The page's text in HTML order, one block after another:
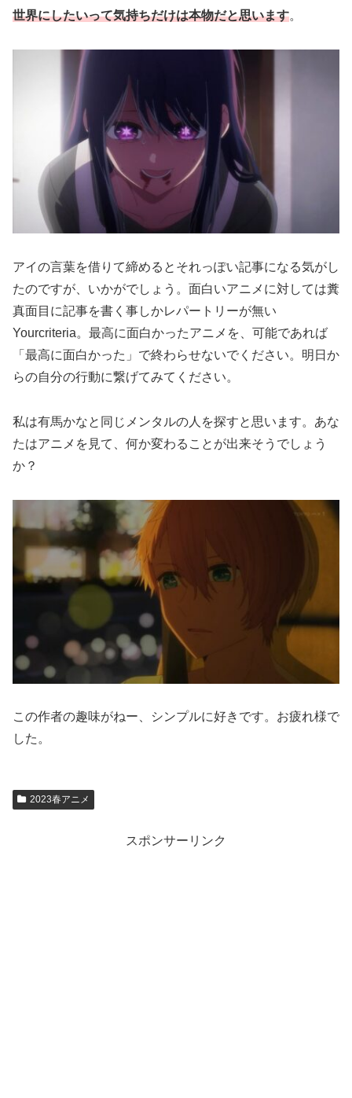
世界にしたいって気持ちだけは本物だと思います。
アイの言葉を借りて締めるとそれっぽい記事になる気がし
たのですが、いかがでしょう。面白いアニメに対しては糞
真面目に記事を書く事しかレパートリーが無い
Yourcriteria。最高に面白かったアニメを、可能であれば
「最高に面白かった」で終わらせないでください。明日か
らの自分の行動に繋げてみてください。
私は有馬かなと同じメンタルの人を探すと思います。あな
たはアニメを見て、何か変わることが出来そうでしょう
か？
この作者の趣味がねー、シンプルに好きです。お疲れ様で
した。
2023春アニメ
スポンサーリンク